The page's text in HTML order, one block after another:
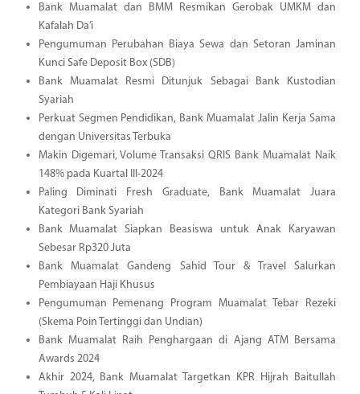
Bank Muamalat dan BMM Resmikan Gerobak UMKM dan
Kafalah Da’i
Pengumuman Perubahan Biaya Sewa dan Setoran Jaminan
Kunci Safe Deposit Box (SDB)
Bank Muamalat Resmi Ditunjuk Sebagai Bank Kustodian
Syariah
Perkuat Segmen Pendidikan, Bank Muamalat Jalin Kerja Sama
dengan Universitas Terbuka
Makin Digemari, Volume Transaksi QRIS Bank Muamalat Naik
148% pada Kuartal III-2024
Paling Diminati Fresh Graduate, Bank Muamalat Juara
Kategori Bank Syariah
Bank Muamalat Siapkan Beasiswa untuk Anak Karyawan
Sebesar Rp320 Juta
Bank Muamalat Gandeng Sahid Tour & Travel Salurkan
Pembiayaan Haji Khusus
Pengumuman Pemenang Program Muamalat Tebar Rezeki
(Skema Poin Tertinggi dan Undian)
Bank Muamalat Raih Penghargaan di Ajang ATM Bersama
Awards 2024
Akhir 2024, Bank Muamalat Targetkan KPR Hijrah Baitullah